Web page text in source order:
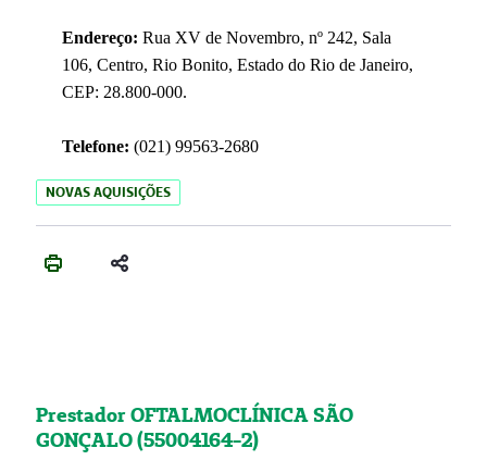
Endereço: Rua XV de Novembro, nº 242, Sala
106, Centro, Rio Bonito, Estado do Rio de Janeiro,
CEP: 28.800-000.
Telefone: (021) 99563-2680
NOVAS AQUISIÇÕES
Prestador OFTALMOCLÍNICA SÃO
GONÇALO (55004164-2)